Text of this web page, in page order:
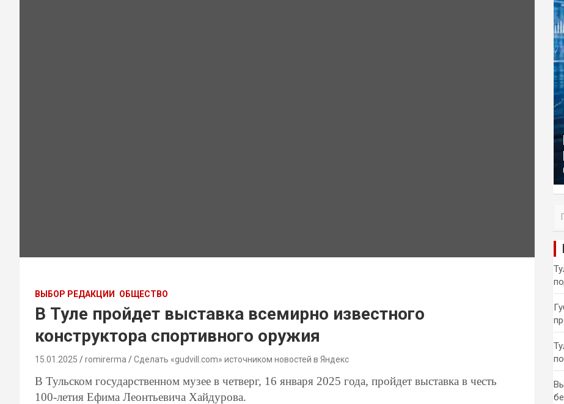
ВЫБОР РЕДАКЦИИ ОБЩЕСТВО
В Туле пройдет выставка всемирно известного
конструктора спортивного оружия
15.01.2025 romirerma Сделать «gudvill.com» источником новостей в Яндекс
В Тульском государственном музее в четверг, 16 января 2025 года, пройдет выставка в честь
100-летия Ефима Леонтьевича Хайдурова.
и